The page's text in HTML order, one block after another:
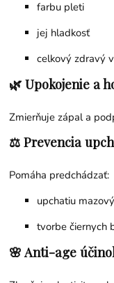
farbu pleti
jej hladkosť
celkový zdravý
🌿 Upokojenie a
Zmierňuje zápal a
⚖️ Prevencia
Pomáha predchádzať:
upchatiu
tvorbe čiernych
🌸 Anti-age